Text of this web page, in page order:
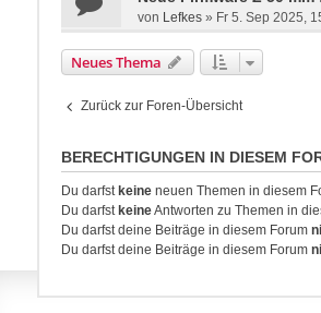
von Lefkes» Fr 5. Sep 2025,
Neues Thema
Zurück zur Foren-Übersicht
BERECHTIGUNGEN IN DIESEM
Du darfst keineneuen Themen in diesem
Du darfst keineAntworten zu Themen in
Du darfst deine Beiträge in diesem Forum
Du darfst deine Beiträge in diesem Forum